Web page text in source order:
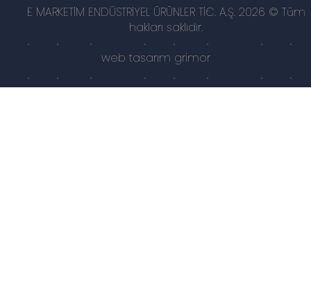
E MARKETİM ENDÜSTRİYEL ÜRÜNLER TİC. A.Ş. 2026 © Tüm
hakları saklıdır.
web tasarım grimor